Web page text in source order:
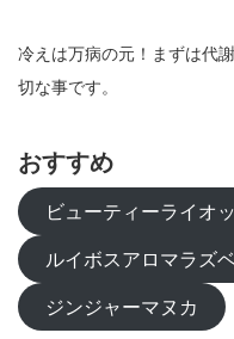
冷えは万病の元！まずは代
切な事です。
おすすめ
ビューティーライオ
ルイボスアロマラズ
ジンジャーマヌカ